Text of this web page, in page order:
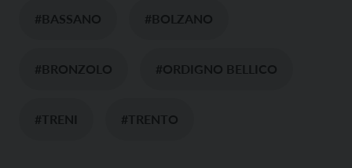
#BASSANO #BOLZANO
#BRONZOLO #ORDIGNO BELLICO
#TRENI #TRENTO